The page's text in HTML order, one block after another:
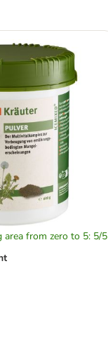
area from zero to 5: 5/5